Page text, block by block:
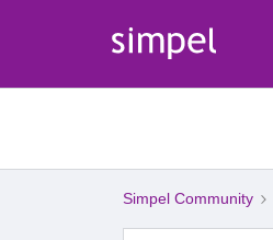
Simpel Community